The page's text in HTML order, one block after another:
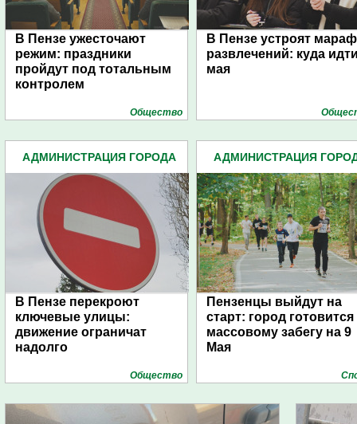
В Пензе ужесточают
режим: праздники
пройдут под тотальным
контролем
Общество
В Пензе устроят
развлечений: куда
мая
АДМИНИСТРАЦИЯ ГОРОДА
В Пензе перекроют
ключевые улицы:
движение ограничат
надолго
Общество
АДМИНИСТРАЦИЯ
Пензенцы выйдут на
старт: город готовится
массовому забегу на 9
Мая